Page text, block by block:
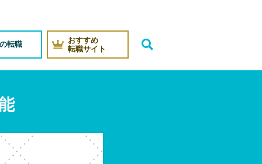
転職
おすすめ
転職サイト